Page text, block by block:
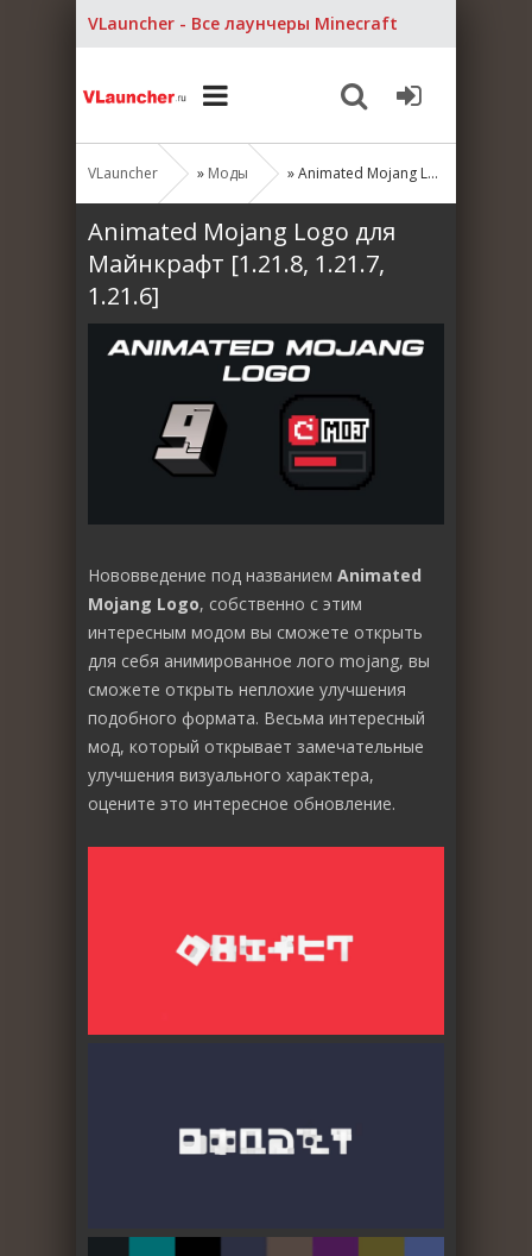
VLauncher - Все лаунчеры Minecraft
VLauncher » Моды » Animated Mojang Logo для Майнкрафт [1.21.8, 1.21.7, 1.21.6]
Animated Mojang Logo для
Майнкрафт [1.21.8, 1.21.7,
1.21.6]
Нововведение под названием Animated
Mojang Logo, собственно с этим
интересным модом вы сможете открыть
для себя анимированное лого mojang, вы
сможете открыть неплохие улучшения
подобного формата. Весьма интересный
мод, который открывает замечательные
улучшения визуального характера,
оцените это интересное обновление.